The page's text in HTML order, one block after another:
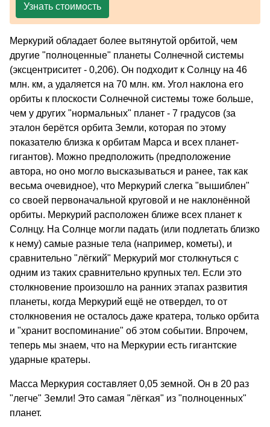
Узнать стоимость
Меркурий обладает более вытянутой орбитой, чем
другие "полноценные" планеты Солнечной системы
(эксцентриситет - 0,206). Он подходит к Солнцу на 46
млн. км, а удаляется на 70 млн. км. Угол наклона его
орбиты к плоскости Солнечной системы тоже больше,
чем у других "нормальных" планет - 7 градусов (за
эталон берётся орбита Земли, которая по этому
показателю близка к орбитам Марса и всех планет-
гигантов). Можно предположить (предположение
автора, но оно могло высказываться и ранее, так как
весьма очевидное), что Меркурий слегка "вышиблен"
со своей первоначальной круговой и не наклонённой
орбиты. Меркурий расположен ближе всех планет к
Солнцу. На Солнце могли падать (или подлетать близко
к нему) самые разные тела (например, кометы), и
сравнительно "лёгкий" Меркурий мог столкнуться с
одним из таких сравнительно крупных тел. Если это
столкновение произошло на ранних этапах развития
планеты, когда Меркурий ещё не отвердел, то от
столкновения не осталось даже кратера, только орбита
и "хранит воспоминание" об этом событии. Впрочем,
теперь мы знаем, что на Меркурии есть гигантские
ударные кратеры.
Масса Меркурия составляет 0,05 земной. Он в 20 раз
"легче" Земли! Это самая "лёгкая" из "полноценных"
планет.